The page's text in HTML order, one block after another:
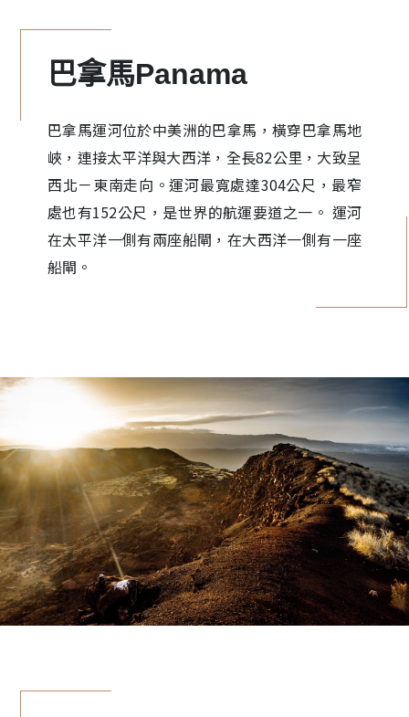
巴拿馬Panama
巴拿馬運河位於中美洲的巴拿馬，橫穿巴拿馬地
峽，連接太平洋與大西洋，全長82公里，大致呈
西北－東南走向。運河最寬處達304公尺，最窄
處也有152公尺，是世界的航運要道之一。 運河
在太平洋一側有兩座船閘，在大西洋一側有一座
船閘。